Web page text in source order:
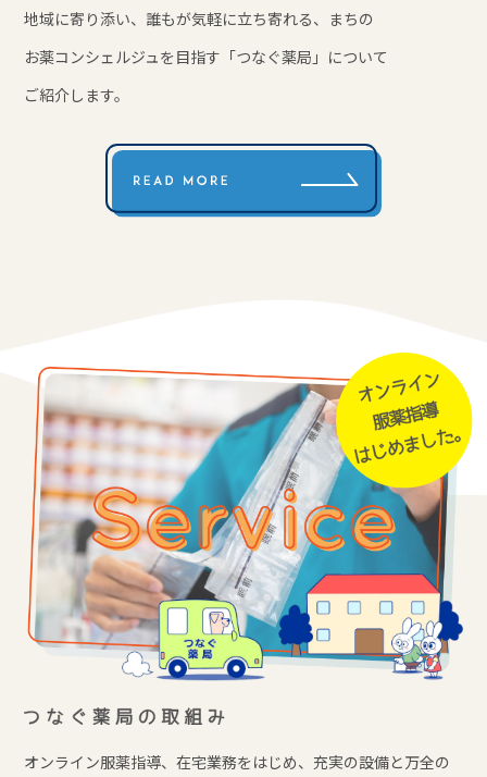
地域に寄り添い、誰もが気軽に立ち寄れる、 まちの
お薬コンシェルジュを目指す 「つなぐ薬局」について
ご紹介します。
オンライン服薬指導、在宅業務をはじめ、 充実の設備と万全の